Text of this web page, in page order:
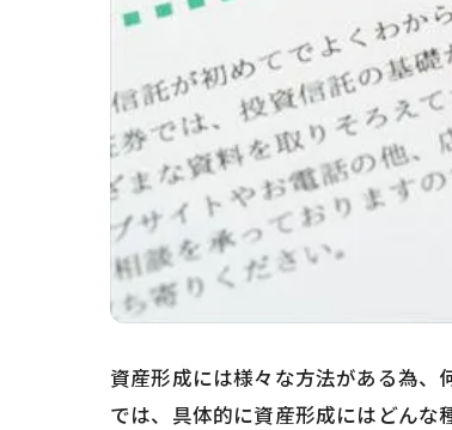
資産形成には様々な方法がある為、
では、具体的に資産形成にはどんな